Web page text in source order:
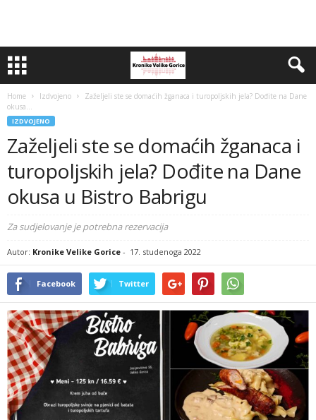
Home Izdvojeno
Zaželjeli ste se domaćih žganaca i turopoljskih jela? Dođite na Dane
okusa...
IZDVOJENO
Zaželjeli ste se domaćih žganaca i
turopoljskih jela? Dođite na Dane
okusa u Bistro Babrigu
Za sudjelovanje je potrebna rezervacija
Autor: Kronike Velike Gorice - 17. studenoga 2022
Facebook Twitter